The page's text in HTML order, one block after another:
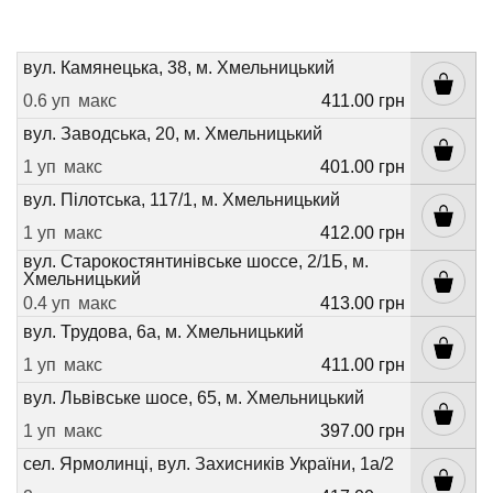
вул. Камянецька, 38, м. Хмельницький
0.6 уп макс
411.00 грн
вул. Заводська, 20, м. Хмельницький
1 уп макс
401.00 грн
вул. Пілотська, 117/1, м. Хмельницький
1 уп макс
412.00 грн
вул. Старокостянтинівське шоссе, 2/1Б, м.
Хмельницький
0.4 уп макс
413.00 грн
вул. Трудова, 6а, м. Хмельницький
1 уп макс
411.00 грн
вул. Львівське шосе, 65, м. Хмельницький
1 уп макс
397.00 грн
сел. Ярмолинці, вул. Захисників України, 1а/2